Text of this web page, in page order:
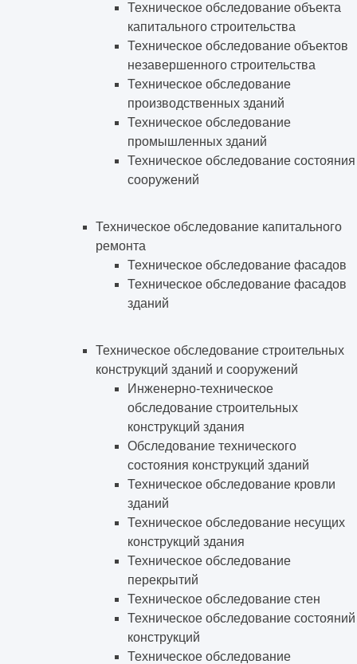
Техническое обследование объекта
капитального строительства
Техническое обследование объектов
незавершенного строительства
Техническое обследование
производственных зданий
Техническое обследование
промышленных зданий
Техническое обследование состояния
сооружений
Техническое обследование капитального
ремонта
Техническое обследование фасадов
Техническое обследование фасадов
зданий
Техническое обследование строительных
конструкций зданий и сооружений
Инженерно-техническое
обследование строительных
конструкций здания
Обследование технического
состояния конструкций зданий
Техническое обследование кровли
зданий
Техническое обследование несущих
конструкций здания
Техническое обследование
перекрытий
Техническое обследование стен
Техническое обследование состояний
конструкций
Техническое обследование